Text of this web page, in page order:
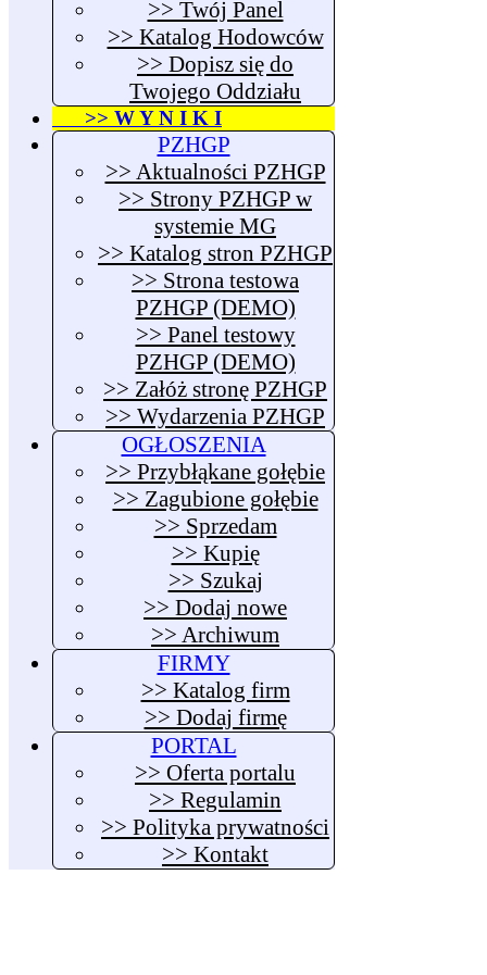
>> Twój Panel
>> Katalog Hodowców
>> Dopisz się do
Twojego Oddziału
>> W Y N I K I
PZHGP
>> Aktualności PZHGP
>> Strony PZHGP w
systemie MG
>> Katalog stron PZHGP
>> Strona testowa
PZHGP (DEMO)
>> Panel testowy
PZHGP (DEMO)
>> Załóż stronę PZHGP
>> Wydarzenia PZHGP
OGŁOSZENIA
>> Przybłąkane gołębie
>> Zagubione gołębie
>> Sprzedam
>> Kupię
>> Szukaj
>> Dodaj nowe
>> Archiwum
FIRMY
>> Katalog firm
>> Dodaj firmę
PORTAL
>> Oferta portalu
>> Regulamin
>> Polityka prywatności
>> Kontakt